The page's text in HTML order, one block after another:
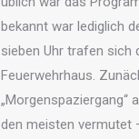
bekannt war lediglich
sieben Uhr trafen sich
Feuerwehrhaus.
„Morgenspaziergang“
den meisten vermutet